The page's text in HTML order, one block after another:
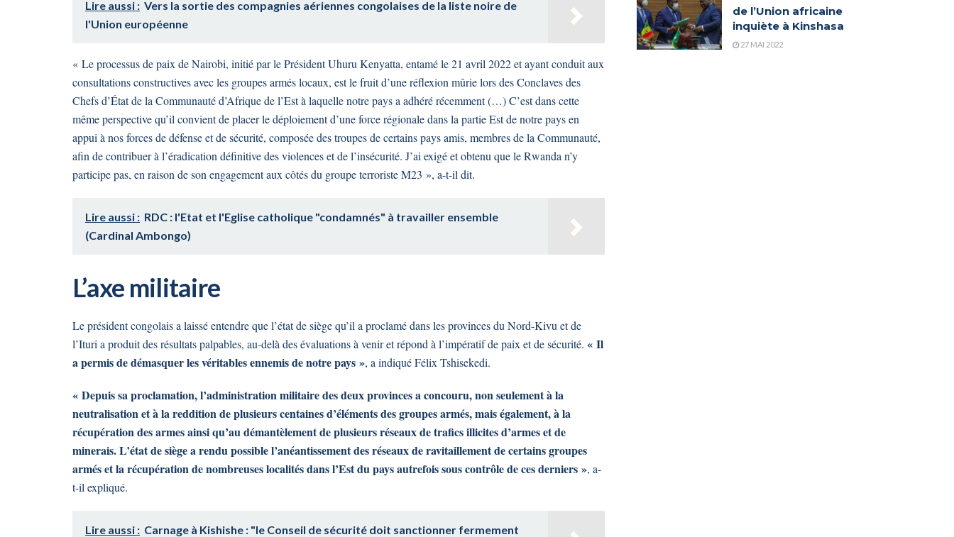
Lire aussi : Vers la sortie des compagnies aériennes congolaises de la liste noire de
l'Union européenne
« Le processus de paix de Nairobi, initié par le Président Uhuru Kenyatta, entamé le 21 avril 2022 et ayant conduit aux
consultations constructives avec les groupes armés locaux, est le fruit d’une réflexion mûrie lors des Conclaves des
Chefs d’État de la Communauté d’Afrique de l’Est à laquelle notre pays a adhéré récemment (…) C’est dans cette
même perspective qu’il convient de placer le déploiement d’une force régionale dans la partie Est de notre pays en
appui à nos forces de défense et de sécurité, composée des troupes de certains pays amis, membres de la Communauté,
afin de contribuer à l’éradication définitive des violences et de l’insécurité. J’ai exigé et obtenu que le Rwanda n’y
participe pas, en raison de son engagement aux côtés du groupe terroriste M23 », a-t-il dit.
Lire aussi : RDC : l'Etat et l'Eglise catholique "condamnés" à travailler ensemble
(Cardinal Ambongo)
L’axe militaire
Le président congolais a laissé entendre que l’état de siège qu’il a proclamé dans les provinces du Nord-Kivu et de
l’Ituri a produit des résultats palpables, au-delà des évaluations à venir et répond à l’impératif de paix et de sécurité. « Il
a permis de démasquer les véritables ennemis de notre pays », a indiqué Félix Tshisekedi.
« Depuis sa proclamation, l’administration militaire des deux provinces a concouru, non seulement à la
neutralisation et à la reddition de plusieurs centaines d’éléments des groupes armés, mais également, à la
récupération des armes ainsi qu’au démantèlement de plusieurs réseaux de trafics illicites d’armes et de
minerais. L’état de siège a rendu possible l’anéantissement des réseaux de ravitaillement de certains groupes
armés et la récupération de nombreuses localités dans l’Est du pays autrefois sous contrôle de ces derniers », a-
t-il expliqué.
Lire aussi : Carnage à Kishishe : "le Conseil de sécurité doit sanctionner fermement
de l’Union africaine
inquiète à Kinshasa
27 MAI 2022